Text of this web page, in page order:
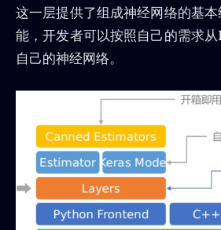
这一层提供了组成神经网络的基
能，开发者可以按照自己的需求
自己的神经网络。